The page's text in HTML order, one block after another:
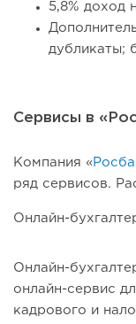
5,8% доход
дубликаты;
Сервисы в
Компания «
ряд сервисов.
Онлайн-
Онлайн-
онлайн-сервис
кадрового и